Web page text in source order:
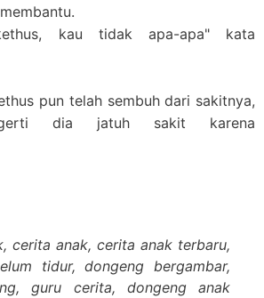
kau tidak apa-apa" kata
pun telah sembuh dari sakitnya,
dia jatuh sakit karena
cerita anak, cerita anak terbaru,
tidur, dongeng bergambar,
guru cerita, dongeng anak